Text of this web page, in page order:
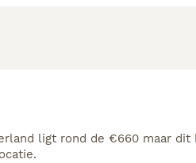
ligt rond de €660 maar